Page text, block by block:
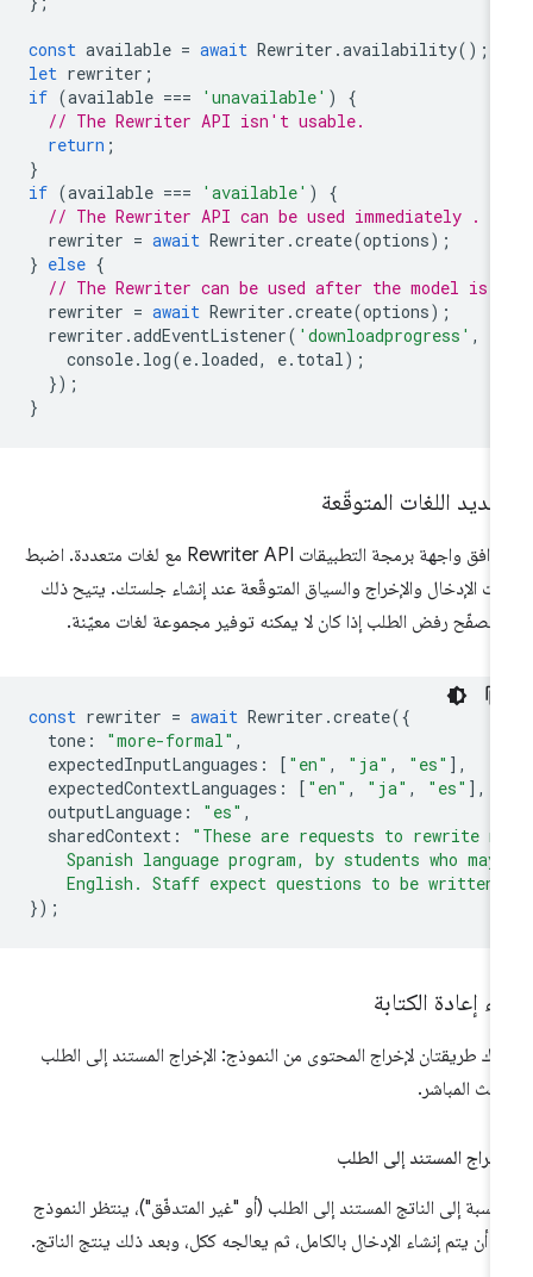
const available = await Rewriter.availability
let rewriter
if (available === 'unavailable'
// The Rewriter API isn't usable.
return
if (available === 'available'
// The Rewriter API can be used immediately .
rewriter
= await Rewriter.create(options
} else
// The Rewriter can be used after the model is
rewriter
= await Rewriter.create(options
rewriter.addEventListener('downloadprogress'
console.log (e.loaded, e.total
اللغات المتوقّعة
تتوافق واجهة برمجة التطبيقات Rewriter API مع لغات متعددة. اضبط
الإدخال والإخراج والسياق المتوقّعة عند إنشاء جلستك. يتيح ذلك
رفض الطلب إذا كان لا يمكنه توفير مجموعة لغات معيّنة.
const rewriter = await Rewriter.create
tone: "more-formal"
expectedInputLanguages : ["en" , "ja" , "es"
expectedContextLanguages : ["en" , "ja" , "es"
outputLanguage : "es"
sharedContext : "These are requests to rewrite
Spanish language program, by students who
English. Staff expect questions to be written
إعادة الكتابة
طريقتان لإخراج المحتوى من النموذج: الإخراج المستند إلى الطلب
المباشر.
المستند إلى الطلب
إلى الناتج المستند إلى الطلب (أو "غير المتدفّق")، ينتظر النموذج
أن يتم إنشاء الإدخال بالكامل، ثم يعالجه ككل، وبعد ذلك ينتج الناتج.